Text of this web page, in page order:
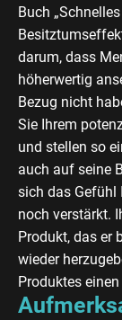
Buch
darum, dass
höherwertig
Bezug nicht
Sie Ihrem
und stellen so
auch auf seine
sich das Gefühl
noch verstärkt.
Produkt, das er
wieder
Produktes